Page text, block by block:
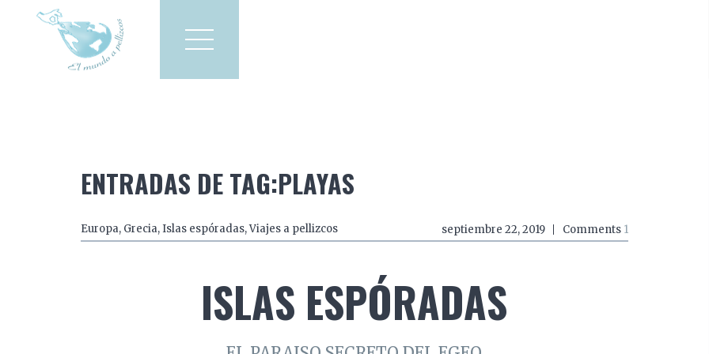
Viajes a pellizcos
ENTRADAS DE TAG:PLAYAS
Europa, Grecia,Islas espóradas,Viajes a pellizcos septiembre 22, 2019 Comments 1
ISLAS ESPÓRADAS